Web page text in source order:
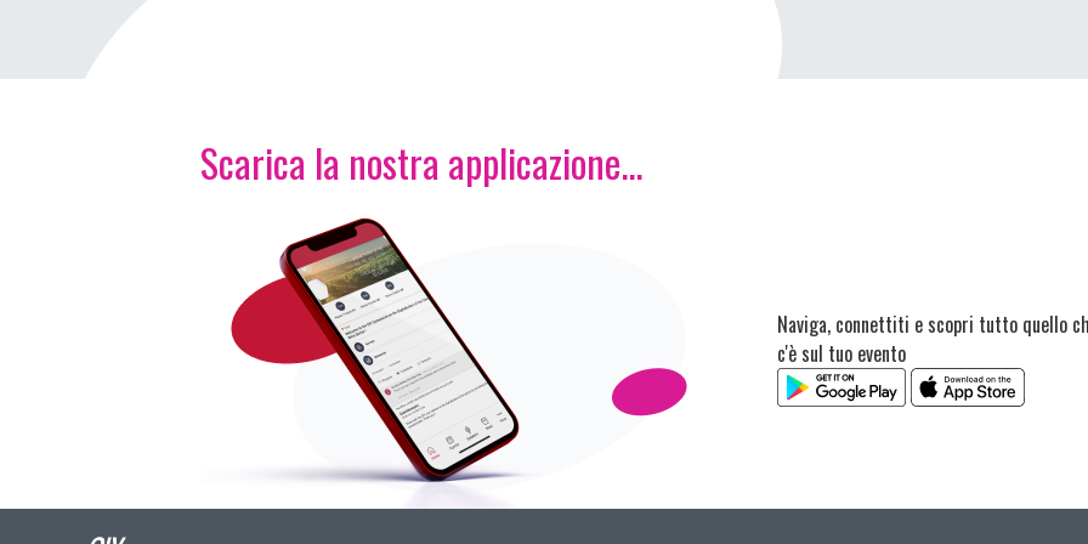
Scarica la nostra applicazione...
Naviga, connettiti e scopri tutto quello
c'è sul tuo evento